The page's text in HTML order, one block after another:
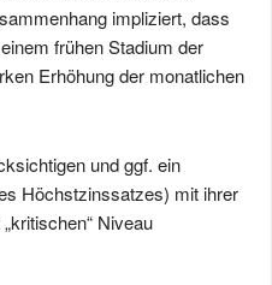
impliziert, dass
frühen Stadium der
Erhöhung der monatlichen
und ggf. ein
Höchstzinssatzes) mit ihrer
Niveau